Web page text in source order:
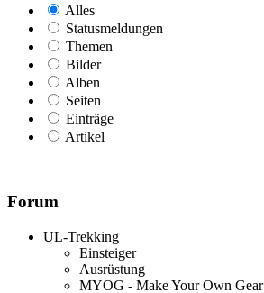
Alles
Statusmeldungen
Themen
Bilder
Alben
Seiten
Einträge
Artikel
Forum
UL-Trekking
Einsteiger
Ausrüstung
MYOG - Make Your Own Gear